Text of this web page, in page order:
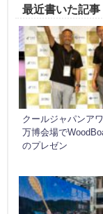
最近書いた記事
クールジャパンア
万博会場で
のプレゼン